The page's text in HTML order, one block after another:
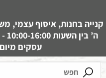
קנייה בחנות, איסוף עצמי,
עסקים